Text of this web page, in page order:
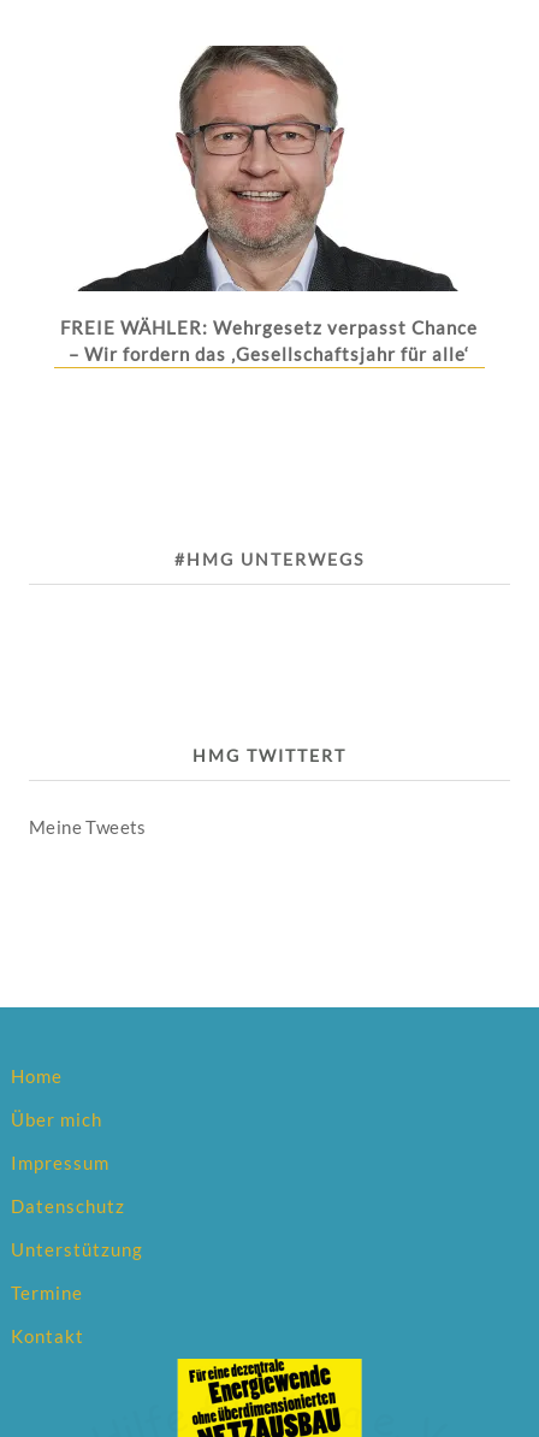
FREIE WÄHLER: Wehrgesetz verpasst Chance
– Wir fordern das ‚Gesellschaftsjahr für alle‘
#HMG UNTERWEGS
HMG TWITTERT
Meine Tweets
Home
Über mich
Impressum
Datenschutz
Unterstützung
Termine
Kontakt